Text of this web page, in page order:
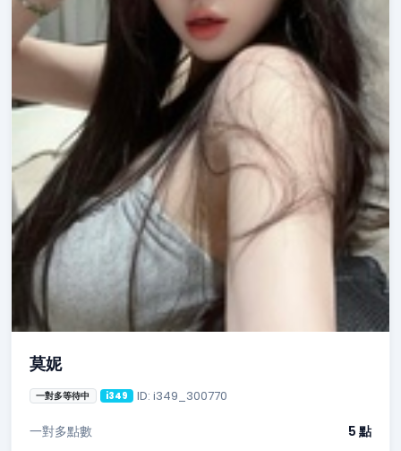
莫妮
一對多等待中 i349 ID: i349_300770
一對多點數
5 點